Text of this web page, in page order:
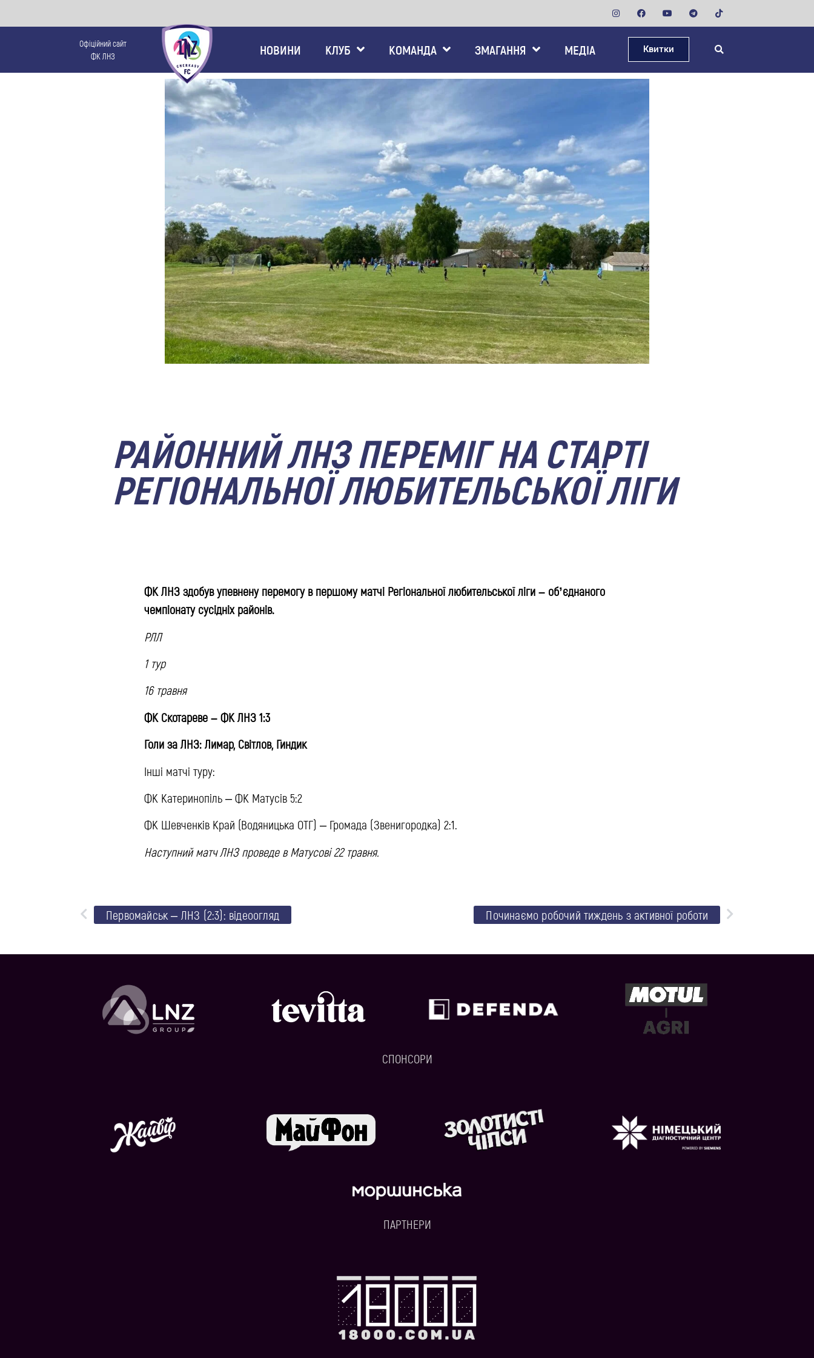
Офіційний сайт
ФК ЛНЗ
НОВИНИ КЛУБ КОМАНДА ЗМАГАННЯ МЕДІА Квитки
РАЙОННИЙ ЛНЗ ПЕРЕМІГ НА СТАРТІ
РЕГІОНАЛЬНОЇ ЛЮБИТЕЛЬСЬКОЇ ЛІГИ
ФК ЛНЗ здобув упевнену перемогу в першому матчі Регіональної любительської ліги – об’єднаного
чемпіонату сусідніх районів.
РЛЛ
1 тур
16 травня
ФК Скотареве – ФК ЛНЗ 1:3
Голи за ЛНЗ: Лимар, Світлов, Гиндик
Інші матчі туру:
ФК Катеринопіль – ФК Матусів 5:2
ФК Шевченків Край (Водяницька ОТГ) – Громада (Звенигородка) 2:1.
Наступний матч ЛНЗ проведе в Матусові 22 травня.
Первомайськ – ЛНЗ (2:3): відеоогляд Починаємо робочий тиждень з активної роботи
СПОНСОРИ
ПАРТНЕРИ